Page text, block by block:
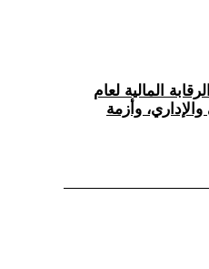
المالية لعام
والإداري، وأزمة